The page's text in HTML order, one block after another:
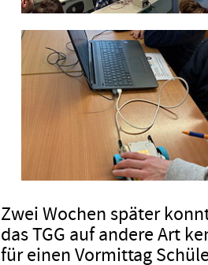
Zwei Wochen später
das TGG auf andere Art
für einen Vormittag